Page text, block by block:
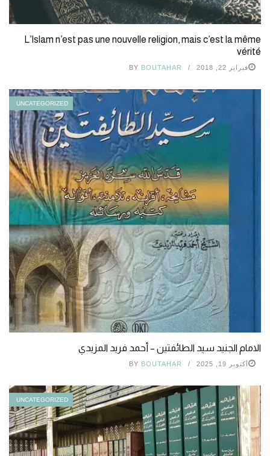
L’Islam n’est pas une nouvelle religion, mais c’est la même
vérité
فبراير 22, 2018 BY BOUTAHAR
UNCATEGORIZED
الامام الجنيد سيد الطائفتين – أحمد فريد المزيدي
أكتوبر 19, 2025 BY BOUTAHAR
UNCATEGORIZED